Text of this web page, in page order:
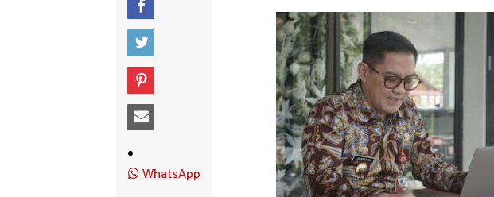
WhatsApp